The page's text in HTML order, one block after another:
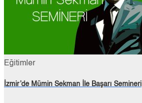
Eğitimler
İzmir’de Mümin Sekman İle Başarı Semineri